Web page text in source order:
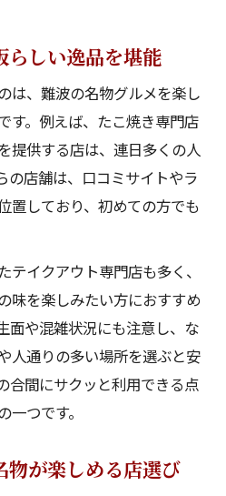
らしい逸品を堪能
は、難波の名物グルメを楽し
す。例えば、たこ焼き専門店
提供する店は、連日多くの人
の店舗は、口コミサイトやラ
置しており、初めての方でも
テイクアウト専門店も多く、
味を楽しみたい方におすすめ
面や混雑状況にも注意し、な
人通りの多い場所を選ぶと安
合間にサクッと利用できる点
つです。
物が楽しめる店選び